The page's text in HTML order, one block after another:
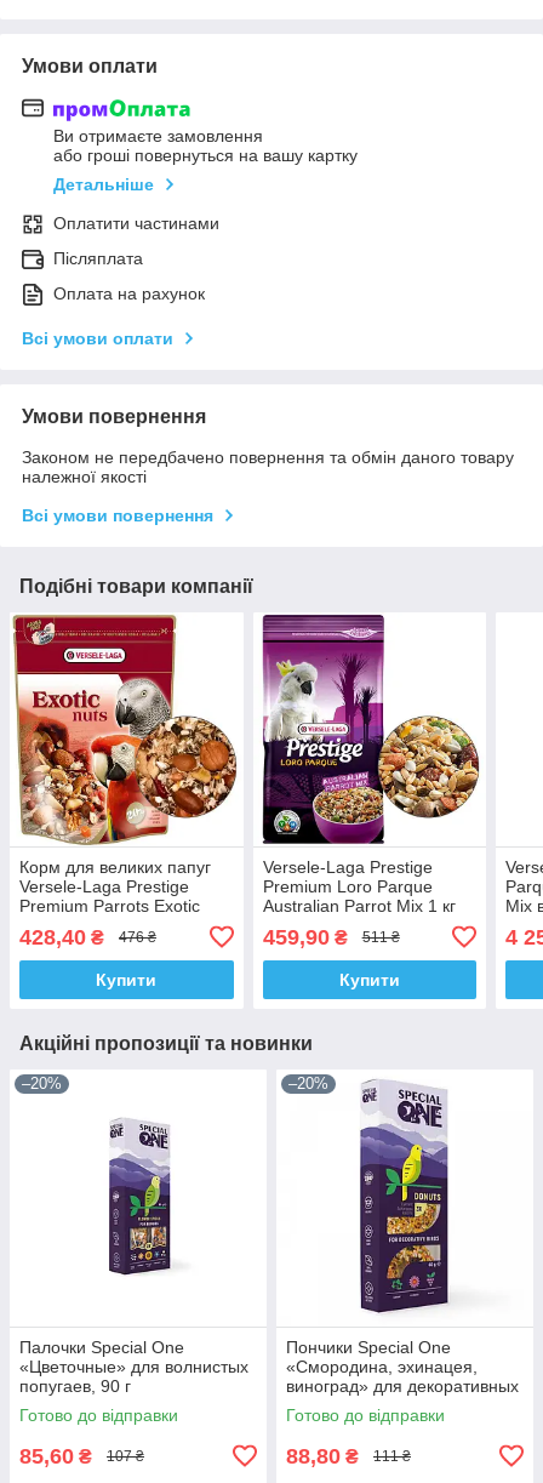
Умови оплати
Ви отримаєте замовлення
або гроші повернуться на вашу картку
Детальніше
Оплатити частинами
Післяплата
Оплата на рахунок
Всі умови оплати
Умови повернення
Законом не передбачено повернення та обмін даного товару
належної якості
Всі умови повернення
Подібні товари компанії
Корм для великих папуг
Versele-Laga Prestige
Premium Parrots Exotic
428,40 ₴ 476 ₴
Купити
Versele-Laga Prestige
Premium Loro Parque
Australian Parrot Mix 1 кг
повнораціонний корм для
какаду
459,90₴ 511 ₴
Купити
Mix
4
Акційні пропозиції та новинки
–20%
Палочки Special One
«Цветочные» для волнистых
попугаев, 90 г
Готово до відправки
85,60 ₴ 107 ₴
–20%
Пончики Special One
«Смородина, эхинацея,
виноград» для декоративных
птиц, 60 г
Готово до відправки
88,80 ₴ 111 ₴